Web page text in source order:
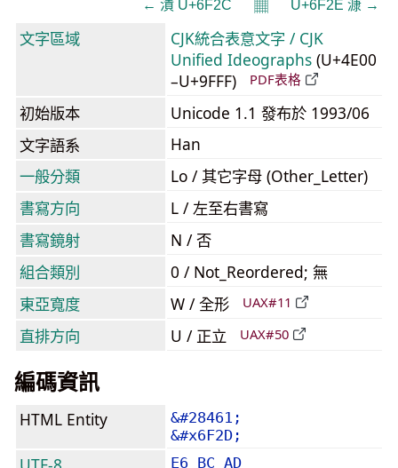
← 漬 U+6F2C 𝄜 U+6F2E 漮 →
文字區域
CJK統合表意文字 / CJK
Unified Ideographs (U+4E00
–U+9FFF)
PDF表格
初始版本
Unicode 1.1 發布於 1993/06
文字語系
Han
一般分類
Lo / 其它字母 (Other_Letter)
書寫方向
L / 左至右書寫
書寫鏡射
N / 否
組合類別
0 / Not_Reordered; 無
東亞寬度
W / 全形 UAX#11
直排方向 U / 正立 UAX#50
編碼資訊
HTML Entity
&#28461;
&#x6F2D;
E6 BC AD